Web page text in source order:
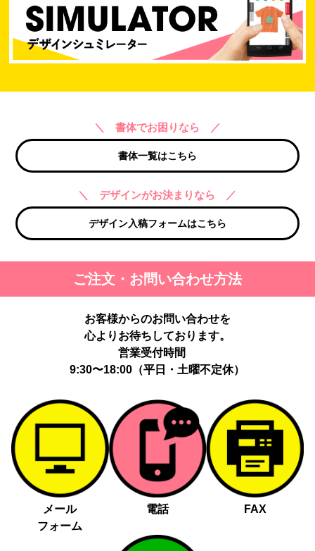
＼ 書体でお困りなら ／
書体一覧はこちら
＼ デザインがお決まりなら ／
デザイン入稿フォームはこちら
ご注文・お問い合わせ方法
お客様からのお問い合わせを
心よりお待ちしております。
営業受付時間
9:30〜18:00（平日・土曜不定休）
メール
フォーム
電話 FAX